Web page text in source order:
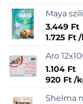
Maya
3.449 Ft
1.725 Ft /
Aro
1.104 Ft
920 Ft /
Shelma